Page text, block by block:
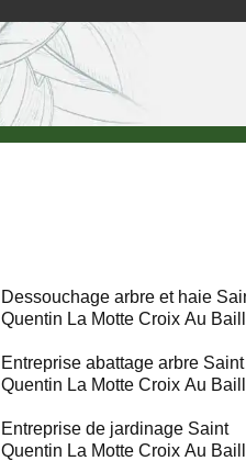
Dessouchage arbre et haie
Quentin La Motte Croix Au
Entreprise abattage arbre Saint
Quentin La Motte Croix Au
Entreprise de jardinage Saint
Quentin La Motte Croix Au